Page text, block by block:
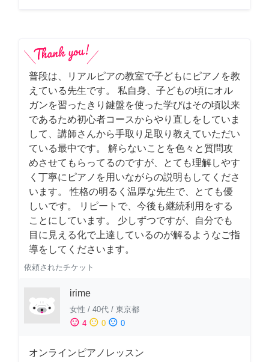
普段は、リアルピアの教室で子どもにピアノを教
えている先生です。 私自身、子どもの頃にオル
ガンを習ったきり鍵盤を使った学びはその頃以来
であるため初心者コースからやり直しをしていま
して、講師さんから手取り足取り教えていただい
ている最中です。 解らないことを色々と質問攻
めさせてもらってるのですが、とても理解しやす
く丁寧にピアノを用いながらの説明もしてくださ
います。 性格の明るく温厚な先生で、とても優
しいです。 リピートで、今後も継続利用をする
ことにしています。 少しずつですが、自分でも
目に見える化で上達しているのが解るようなご指
導をしてくださいます。
依頼されたチケット
irime
女性 / 40代 / 東京都
sentiment_satisfied 4 sentiment_neutral 0 sentiment_dissatisfied 0
オンラインピアノレッスン